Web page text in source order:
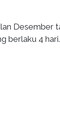
Desember
berlaku 4 hari.